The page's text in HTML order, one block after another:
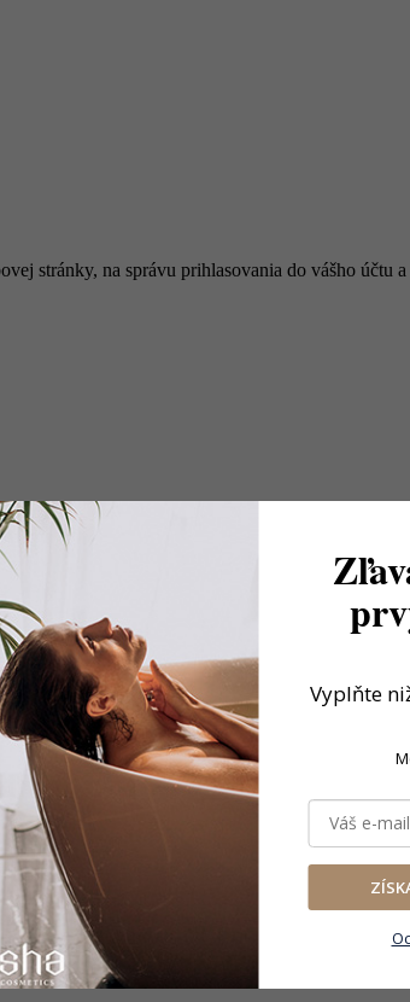
stránky, na správu prihlasovania do vášho účtu
Vyplňte